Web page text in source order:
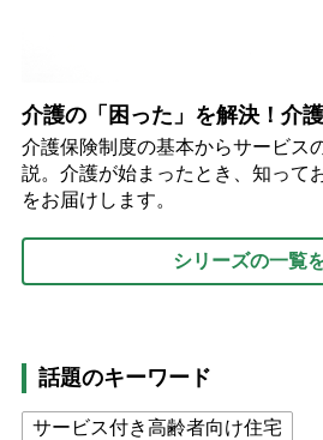
介護の「困った」を解決！介
介護保険制度の基本からサービス
説。介護が始まったとき、知って
をお届けします。
シリーズの一覧
話題のキーワード
サービス付き高齢者向け住宅